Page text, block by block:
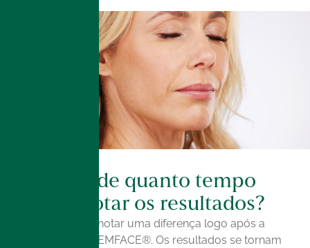
A partir de quanto tempo
posso notar os resultados?
É possível notar uma diferença logo após a
sessão de EMFACE®. Os resultados se tornam